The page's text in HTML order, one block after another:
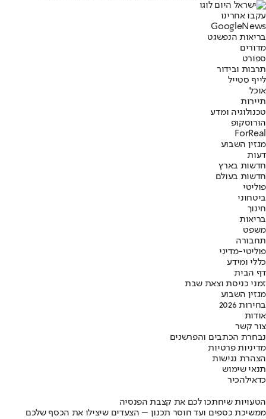
עקבו אחרינו
Googl eNews
בריאות הנפשגט
מדורים
ספורט
תרבות ובידור
לייף סטייל
אוכל
תיירות
טכנולוגיה ומדע
הורוסקופ
ForReal
מגזין השבוע
דעות
חדשות בארץ
חדשות בעולם
פוליטי
ביטחוני
חינוך
בריאות
משפט
תחבורה
פוליטי-מדיני
כללי ומידע
דף הבית
זמני כניסת וצאת שבת
מגזין השבוע
בחירות 2026
אודות
צור קשר
נבחרת הכתבים והפרשנים
מדיניות פרטיות
הצהרת נגישות
תנאי שימוש
כדאילהכיר
הטעויות שיחתכו לכם את קצבת הפנסיה
ממשיכת כספים ועד חוסר תכנון – הצעדים שיצילו את הכסף שלכם